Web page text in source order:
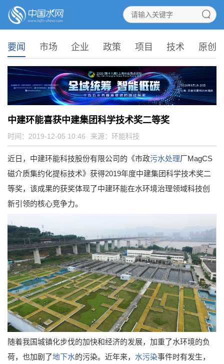
要闻 市场 企业 政策 项目 技术 原创
中建环能喜获中建集团科学技术奖二等奖
时间：2019-12-05 10:46 来源： 环能科技
近日，中建环能科技股份有限公司的《市政污水处理厂MagCS
磁介质集约化提标技术》获得2019年度中建集团科学技术奖二
等奖，该成果的获奖体现了中建环能在水环境治理领域科技创
新引领的核心竞争力。
随着我国城镇化步伐的加快和经济的发展，加重了水环境的负
荷，也加剧了地下水的污染。近年来， 水污染事件时有发生，